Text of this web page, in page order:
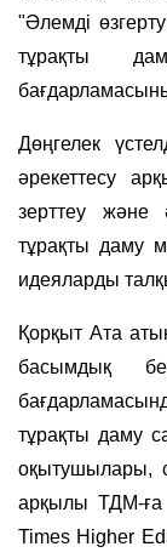
"Әлемді
тұрақты
Дөңгелек
әрекеттесу
зерттеу және
тұрақты даму
идеяларды
Қорқыт Ата
басымдық
тұрақты даму
оқытушылары,
арқылы ТДМ-ға
Times Higher